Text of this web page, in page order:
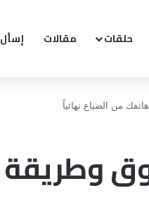
حلقات مقالات إسأل CAMKOU AI
من الضياع نهائياً
وطريقة